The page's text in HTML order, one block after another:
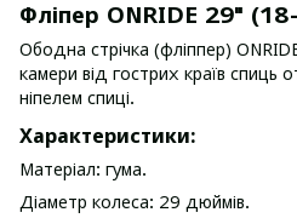
Фліпер ONRIDE 29"
Ободна стрічка (фліппер)
камери від гострих країв спиць
ніпелем спиці.
Характеристики:
Матеріал: гума.
Діаметр колеса: 29 дюймів.